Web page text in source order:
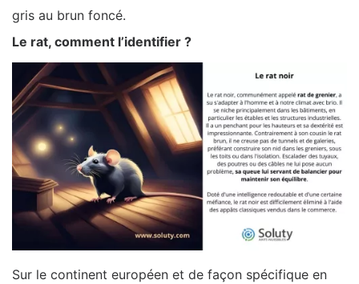
gris au brun foncé.
Le rat, comment l’identifier ?
Sur le continent européen et de façon spécifique en